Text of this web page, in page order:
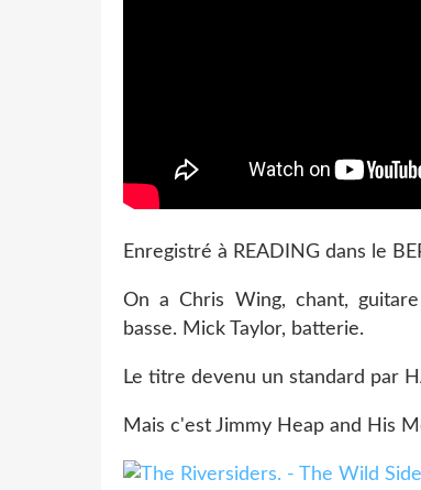
Enregistré à READING dans le
On a Chris Wing, chant,
basse. Mick Taylor, batterie.
Le titre devenu un standard par
Mais c'est Jimmy Heap and His